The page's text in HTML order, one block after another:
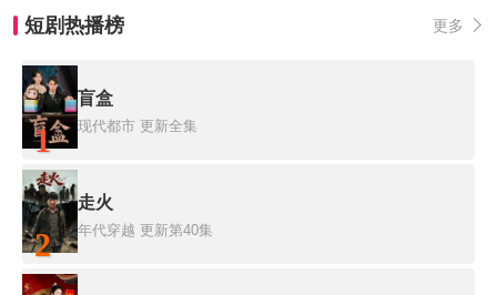
短剧热播榜 更多
1
盲盒
现代都市 更新全集
2
走火
年代穿越 更新第40集